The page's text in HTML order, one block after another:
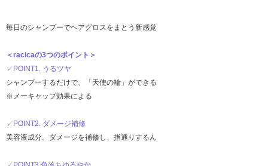
毎日のシャンプーでヘアグロスをまとう新感覚
＜racicaの3つのポイント＞
✓POINT1. うるツヤ
シャンプーするだけで、「天使の輪」ができる
※メーキャップ効果による
✓POINT2. ダメージ補修
美容液成分。ダメージを補修し、指通りするん